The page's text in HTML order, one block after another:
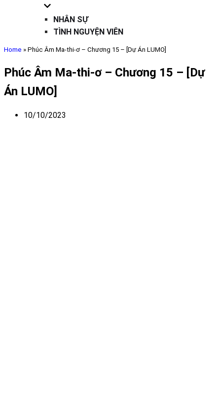
NHÂN SỰ
TÌNH NGUYỆN VIÊN
Home » Phúc Âm Ma-thi-ơ – Chương 15 – [Dự Án LUMO]
Phúc Âm Ma-thi-ơ – Chương 15 – [Dự
Án LUMO]
10/10/2023